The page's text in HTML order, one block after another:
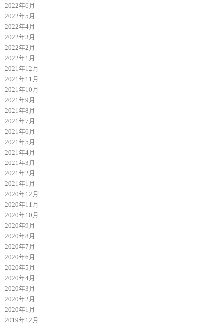
2022年6月
2022年5月
2022年4月
2022年3月
2022年2月
2022年1月
2021年12月
2021年11月
2021年10月
2021年9月
2021年8月
2021年7月
2021年6月
2021年5月
2021年4月
2021年3月
2021年2月
2021年1月
2020年12月
2020年11月
2020年10月
2020年9月
2020年8月
2020年7月
2020年6月
2020年5月
2020年4月
2020年3月
2020年2月
2020年1月
2019年12月